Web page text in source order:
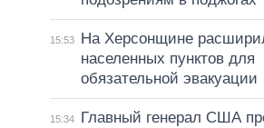
15:53
На Херсонщине
населенных пунктов для
обязательной эвакуации
15:34
Главный генерал США